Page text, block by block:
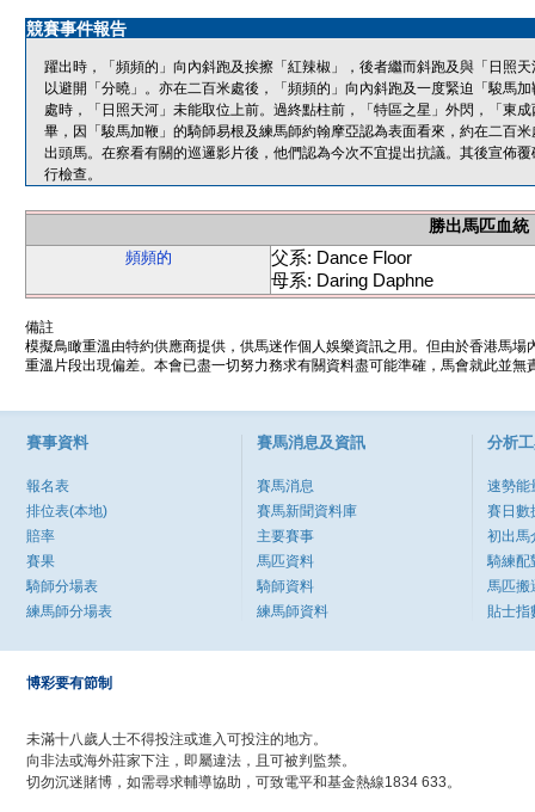
競賽事件報告
躍出時，「頻頻的」向內斜跑及挨擦「紅辣椒」，後者繼而斜跑及與「日照
以避開「分曉」。亦在二百米處後，「頻頻的」向內斜跑及一度緊迫「駿馬
處時，「日照天河」未能取位上前。過終點柱前，「特區之星」外閃，「東
畢，因「駿馬加鞭」的騎師易根及練馬師約翰摩亞認為表面看來，約在二百
出頭馬。在察看有關的巡邏影片後，他們認為今次不宜提出抗議。其後宣佈
行檢查。
勝出馬匹血統
頻頻的
父系: Dance Floor
母系: Daring Daphne
備註
模擬鳥瞰重溫由特約供應商提供，供馬迷作個人娛樂資訊之用。但由於香港馬
重溫片段出現偏差。本會已盡一切努力務求有關資料盡可能準確，馬會就此並
賽事資料
報名表
排位表(本地)
賠率
賽果
騎師分場表
練馬師分場表
賽馬消息及資訊
賽馬消息
賽馬新聞資料庫
主要賽事
馬匹資料
騎師資料
練馬師資料
分析
速勢能
賽日數
初出馬
騎練配
馬匹搬
貼士指
博彩要有節制
未滿十八歲人士不得投注或進入可投注的地方。
向非法或海外莊家下注，即屬違法，且可被判監禁。
切勿沉迷賭博，如需尋求輔導協助，可致電平和基金熱線1834 633。